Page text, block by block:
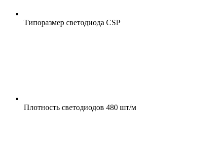
Типоразмер светодиода CSP
Плотность светодиодов 480 шт/м